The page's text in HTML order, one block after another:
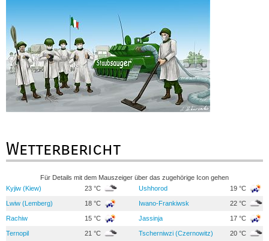
Wetterbericht
Für Details mit dem Mauszeiger über das zugehörige Icon gehen
Kyjiw (Kiew)
23 °C Ushhorod 19 °C
Lwiw (Lemberg) 18 °C Iwano-Frankiwsk 22 °C
Rachiw 15 °C Jassinja 17 °C
Ternopil 21 °C Tscherniwzi (Czernowitz) 20 °C